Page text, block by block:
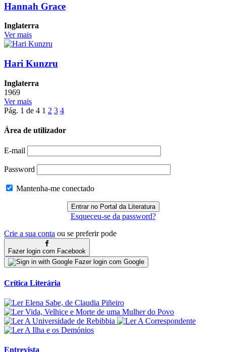
Hannah Grace
Inglaterra
Ver mais
Hari Kunzru
Inglaterra
1969
Ver mais
Pág. 1 de 4 1 2 3 4
Área de utilizador
E-mail
Password
Mantenha-me conectado
Esqueceu-se da password?
Crie a sua conta ou se preferir pode
Fazer login com Facebook
Fazer login com Google
Crítica Literária
Entrevista